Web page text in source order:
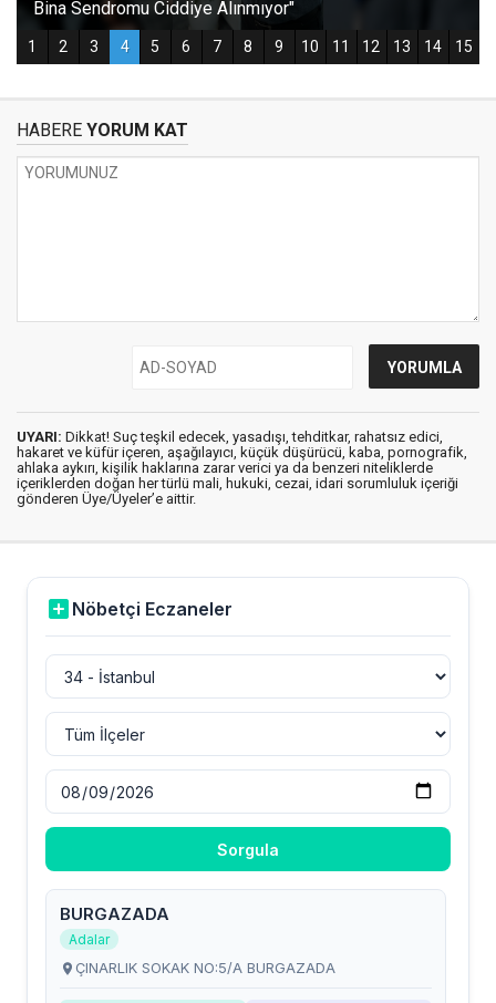
HABERE YORUM KAT
UYARI: Dikkat! Suç teşkil edecek, yasadışı, tehditkar, rahatsız edici,
hakaret ve küfür içeren, aşağılayıcı, küçük düşürücü, kaba, pornografik,
ahlaka aykırı, kişilik haklarına zarar verici ya da benzeri niteliklerde
içeriklerden doğan her türlü mali, hukuki, cezai, idari sorumluluk içeriği
gönderen Üye/Üyeler’e aittir.